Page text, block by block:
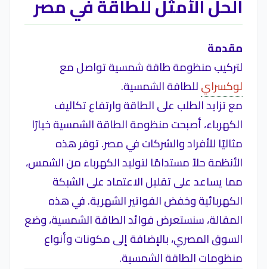
الحل الأمثل للطاقة في مصر
مقدمة
لتركيب منظومة طاقة شمسية تواصل مع
لوكسرايللطاقة الشمسية.
مع تزايد الطلب على الطاقة وارتفاع تكاليف
الكهرباء، أصبحت منظومة الطاقة الشمسية خيارًا
مثاليًا للأفراد والشركات في مصر. توفر هذه
الأنظمة حلاً مستدامًا لتوليد الكهرباء من الشمس،
مما يساعد على تقليل الاعتماد على الشبكة
الكهربائية وخفض الفواتير الشهرية. في هذه
المقالة، سنستعرض فوائد الطاقة الشمسية، وضع
السوق المصري، بالإضافة إلى مكونات وأنواع
منظومات الطاقة الشمسية.